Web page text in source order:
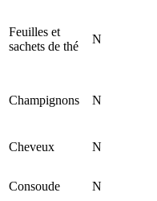
Feuilles et
sachets de thé
N
Champignons N
Cheveux N
Consoude
N